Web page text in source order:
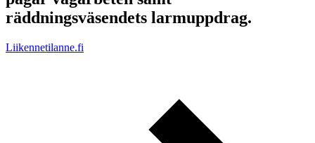
räddningsväsendets larmuppdrag.
Liikennetilanne.fi